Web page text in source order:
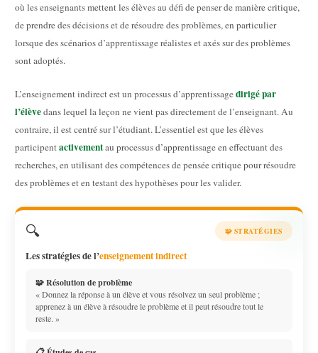
où les enseignants mettent les élèves au défi de penser de manière critique,
de prendre des décisions et de résoudre des problèmes, en particulier
lorsque des scénarios d’apprentissage réalistes et axés sur des problèmes
sont adoptés.
L’enseignement indirect est un processus d’apprentissagedirigé par
l’élèvedans lequel la leçon ne vient pas directement de l’enseignant. Au
contraire, il est centré sur l’étudiant. L’essentiel est que les élèves
participentactivementau processus d’apprentissage en effectuant des
recherches, en utilisant des compétences de pensée critique pour résoudre
des problèmes et en testant des hypothèses pour les valider.
🔍 🧩 STRATÉGIES
Les stratégies de l’enseignement indirect
🧩 Résolution de problème
« Donnez la réponse à un élève et vous résolvez un seul problème ;
apprenez à un élève à résoudre le problème et il peut résoudre tout le
reste. »